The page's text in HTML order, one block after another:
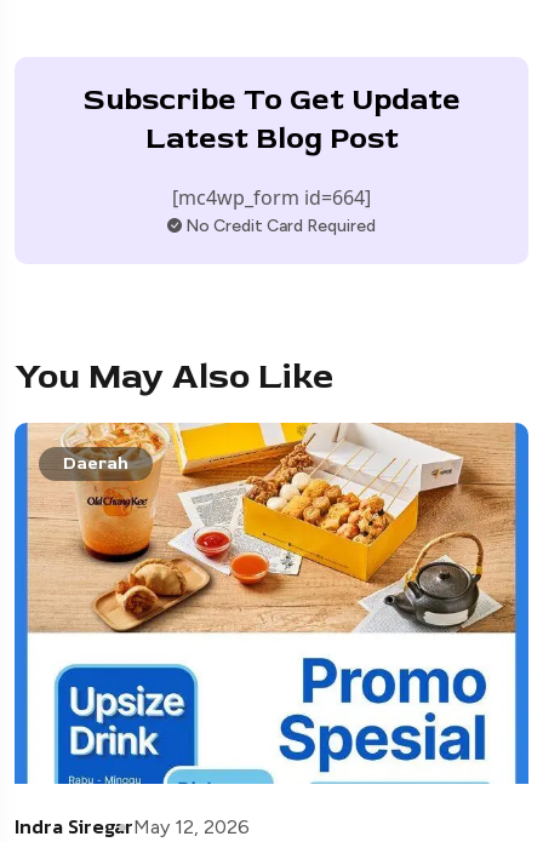
Subscribe To Get Update
Latest Blog Post
[mc4wp_form id=664]
No Credit Card Required
You May Also Like
Daerah
Indra SiregarMay 12, 2026